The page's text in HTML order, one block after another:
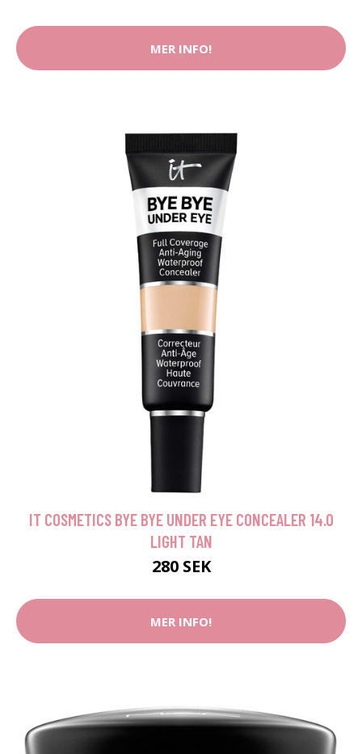
MER INFO!
IT COSMETICS BYE BYE UNDER EYE CONCEALER 14.0
LIGHT TAN
280 SEK
MER INFO!